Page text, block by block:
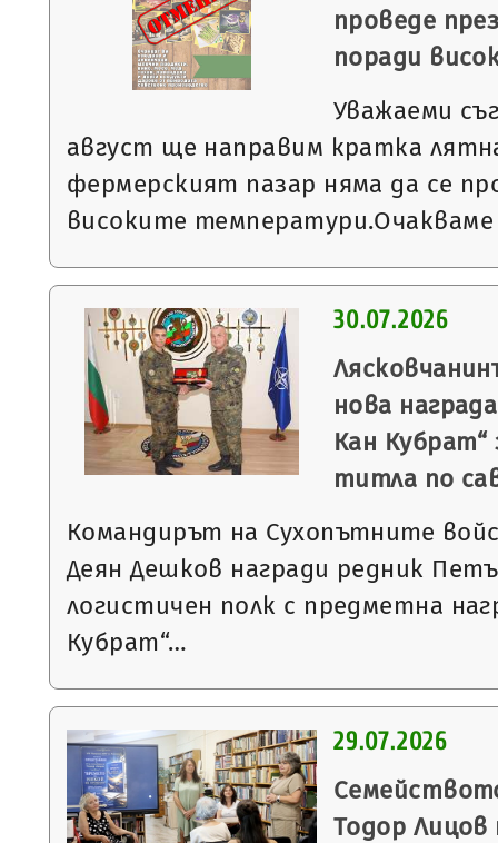
проведе
поради
Уважаеми
август ще направим кратка
фермерският пазар няма да се
високите
30.07.2026
нова
Кан Кубрат“
титла по
Командирът на Сухопътните
Деян Дешков награди редник
логистичен полк с предметна
Кубрат“…
29.07.2026
Тодор